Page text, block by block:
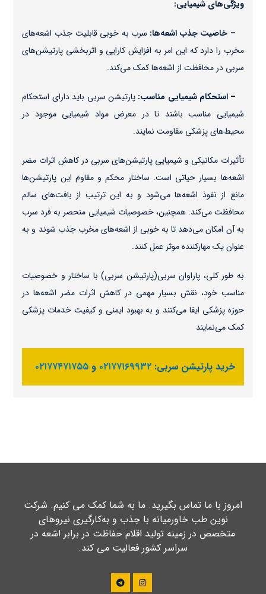
ویژگی‌های شیمیایی:
– خاصیت جذب اشعه‌ها: سرب به خوبی قابلیت جذب اشعه‌های
مخرب را دارد که این امر به افزایش کارایی و اثربخشی پارتیشن‌های
سربی در محافظت از اشعه‌ها کمک می‌کند.
– استحکام شیمیایی مناسب: پارتیشن‌ سربی باید دارای استحکام
شیمیایی مناسب باشند تا در معرض مواد شیمیایی موجود در
محیط‌های پزشکی مقاومت نمایند.
تأثیرات مکانیکی و شیمیایی پارتیشن‌های سربی در کاهش اثرات مضر
اشعه‌ها بسیار حیاتی است. ساختار محکم و مقاوم این پارتیشن‌ها
مانع از نفوذ اشعه‌ها می‌شود و به این ترتیب از بافت‌های سالم
محافظت می‌کند. همچنین، خصوصیات شیمیایی منحصر به فرد سرب
به آن امکان می‌دهد تا به خوبی از اشعه‌های مخرب جذب شوند و به
عنوان یک مهارکننده موثر عمل کنند.
به طور کلی، پاراوان سربی(پارتیشن‌ سربی) با ساختار و خصوصیات
مناسب خود، نقش بسیار مهمی در کاهش اثرات مضر اشعه‌ها در
حوزه پزشکی ایفا می‌کنند و به بهبود ایمنی و کیفیت خدمات پزشکی
کمک می‌نمایند
خرید پارتیشن سربی:۰۲۱۷۷۱۶۹۹۳۲ و۰۲۱۷۷۴۷۱۷۵۵
امروز با ما تماس بگیرید. ما به شما کمک می کنیم. شرکت
نوین طب خاورمیانه با جذب و به‌کارگیری نیروهای
متخصص در زمینه تولید اقلام حفاظت در برابر اشعه در
سراسر کشور فعالیت می کند.